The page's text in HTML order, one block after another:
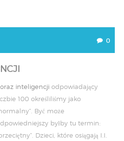
0
inteligencjiodpowiadający
100 określiliśmy jako
Być może
byłby tu termin:
Dzieci, które osiągają I.I.